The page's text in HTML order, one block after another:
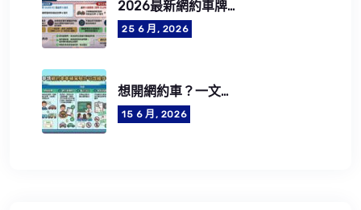
2026最新網約車牌照申請懶人包：5步成為合法網約車司機
25 6 月, 2026
想開網約車？一文了解網約車司機資格要求、牌照費用及CEF學車資助
15 6 月, 2026